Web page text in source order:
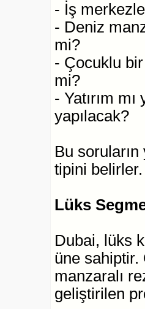
- İş
- Deniz
mi?
- Çocuklu
mi?
- Yatırım
yapılacak?
Bu
tipini belirler.
Lüks
Dubai, lüks
üne sahiptir.
manzaralı
geliştirilen